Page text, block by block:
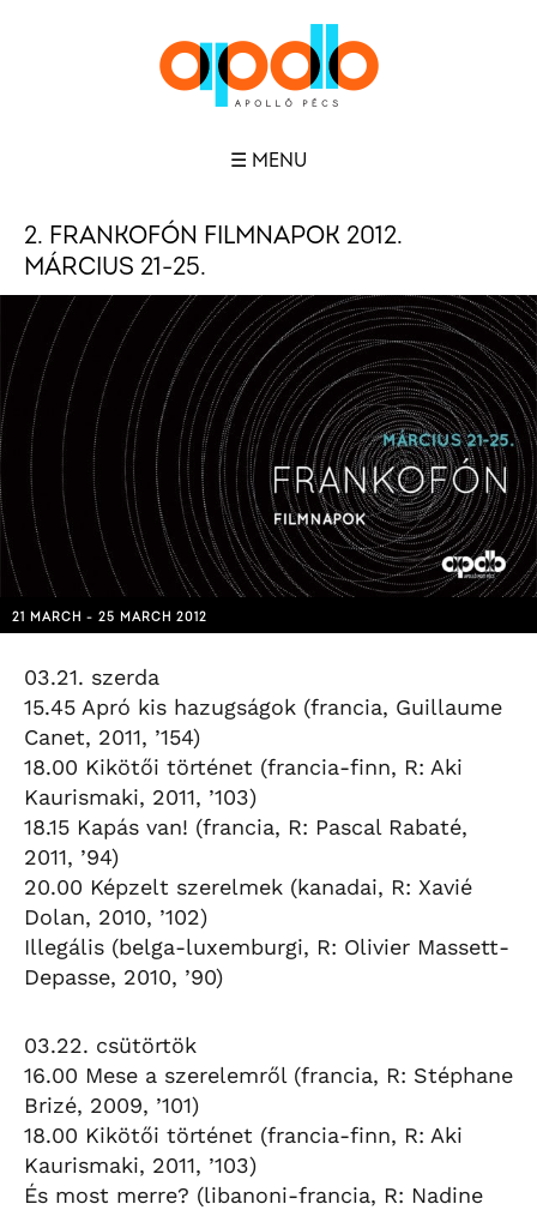
☰ MENU
2. FRANKOFÓN FILMNAPOK 2012.
MÁRCIUS 21-25.
21 MARCH - 25 MARCH 2012
03.21. szerda
15.45 Apró kis hazugságok (francia, Guillaume
Canet, 2011, ’154)
18.00 Kikötői történet (francia-finn, R: Aki
Kaurismaki, 2011, ’103)
18.15 Kapás van! (francia, R: Pascal Rabaté,
2011, ’94)
20.00 Képzelt szerelmek (kanadai, R: Xavié
Dolan, 2010, ’102)
Illegális (belga-luxemburgi, R: Olivier Massett-
Depasse, 2010, ’90)
03.22. csütörtök
16.00 Mese a szerelemről (francia, R: Stéphane
Brizé, 2009, ’101)
18.00 Kikötői történet (francia-finn, R: Aki
Kaurismaki, 2011, ’103)
És most merre? (libanoni-francia, R: Nadine